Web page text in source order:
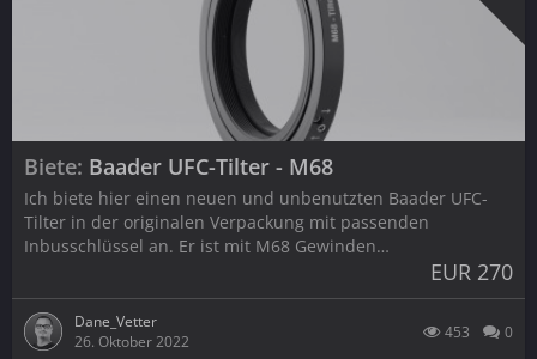
Biete Baader UFC-Tilter - M68
Ich biete hier einen neuen und unbenutzten Baader UFC-
Tilter in der originalen Verpackung mit passenden
Inbusschlüssel an. Er ist mit M68 Gewinden…
EUR 270
Dane_Vetter
26. Oktober 2022
453 0